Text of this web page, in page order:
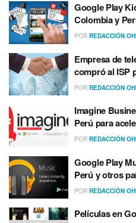
Google Play
Colombia y
POR REDACCIÓN
Empresa de
compró al ISP
POR REDACCIÓN
Imagine
Perú para
POR REDACCIÓN
Google Play
Perú y otros
POR REDACCIÓN
Pelí­culas en